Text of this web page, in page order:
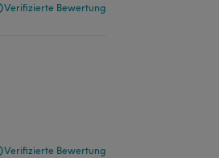
Verifizierte Bewertung
Verifizierte Bewertung